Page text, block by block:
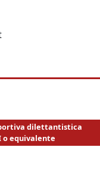
dilettantistica
o equivalente